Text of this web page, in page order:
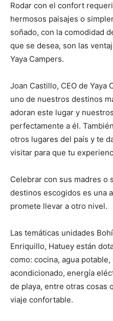
Rodar con el confort
hermosos paisajes o
soñado, con la comodidad
que se desea, son las
Yaya Campers.
Joan Castillo, CEO de Yaya
uno de nuestros destinos
adoran este lugar y
perfectamente a él.
otros lugares del país y te
visitar para que tu
Celebrar con sus madres
destinos escogidos es una
promete llevar a otro nivel.
Las temáticas unidades
Enriquillo, Hatuey están
como: cocina, agua
acondicionado, energía
de playa, entre otras cosas
viaje confortable.